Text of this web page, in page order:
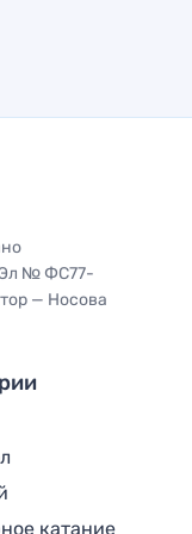
Эл № ФС77-
— Носова
катание